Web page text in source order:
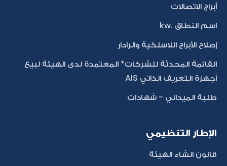
أبراج الاتصالات
اسم النطاق .kw
إصلاح الأبراج اللاسلكية والرادار
القائمة المحدثة للشركات* المعتمدة لدى الهيئة لبيع
أجهزة التعريف الذاتي AIS
طلبة الميداني - شهادات
الإطار التنظيمي
قانون انشاء الهيئة